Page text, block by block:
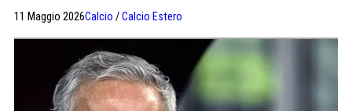
11 Maggio 2026Calcio /Calcio Estero